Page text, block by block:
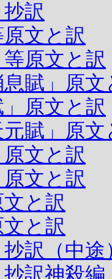
訳
原文と訳
等原文と訳
息賦」原文
」原文と訳
元賦」原文
原文と訳
原文と訳
文と訳
文と訳
抄訳（中途
抄訳神殺編